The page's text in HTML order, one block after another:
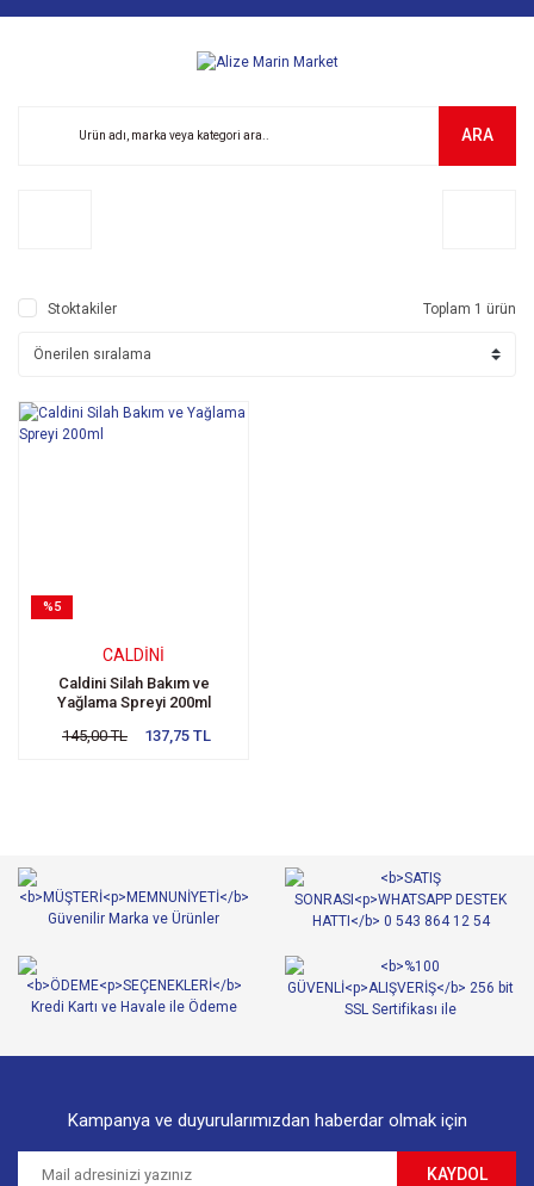
ARA
Stoktakiler Toplam 1 ürün
%5
CALDINI
Caldini Silah Bakım ve
Yağlama Spreyi 200ml
145,00 TL
137,75 TL
Kampanya ve duyurularımızdan haberdar olmak için
KAYDOL